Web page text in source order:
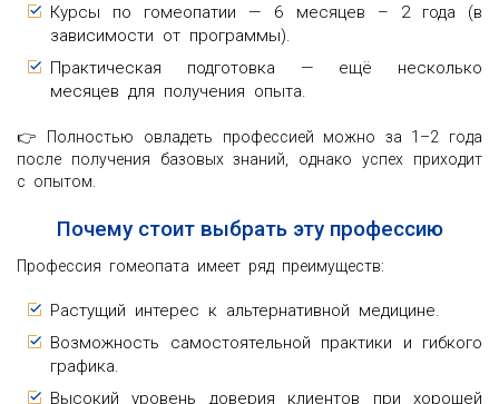
Курсы по гомеопатии — 6 месяцев – 2 года (в
зависимости от программы).
Практическая подготовка — ещё несколько
месяцев для получения опыта.
👉 Полностью овладеть профессией можно за 1–2 года
после получения базовых знаний, однако успех приходит
с опытом.
Почему стоит выбрать эту профессию
Профессия гомеопата имеет ряд преимуществ:
Растущий интерес к альтернативной медицине.
Возможность самостоятельной практики и гибкого
графика.
Высокий уровень доверия клиентов при хорошей